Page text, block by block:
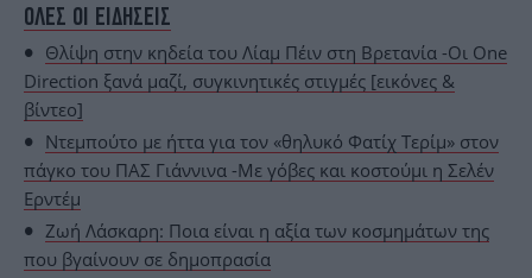
ΟΛΕΣ ΟΙ ΕΙΔΗΣΕΙΣ
Θλίψη στην κηδεία του Λίαμ Πέιν στη Βρετανία -Oι One
Direction ξανά μαζί, συγκινητικές στιγμές [εικόνες &
βίντεο]
Ντεμπούτο με ήττα για τον «θηλυκό Φατίχ Τερίμ» στον
πάγκο του ΠΑΣ Γιάννινα -Με γόβες και κοστούμι η Σελέν
Ερντέμ
Ζωή Λάσκαρη: Ποια είναι η αξία των κοσμημάτων της
που βγαίνουν σε δημοπρασία